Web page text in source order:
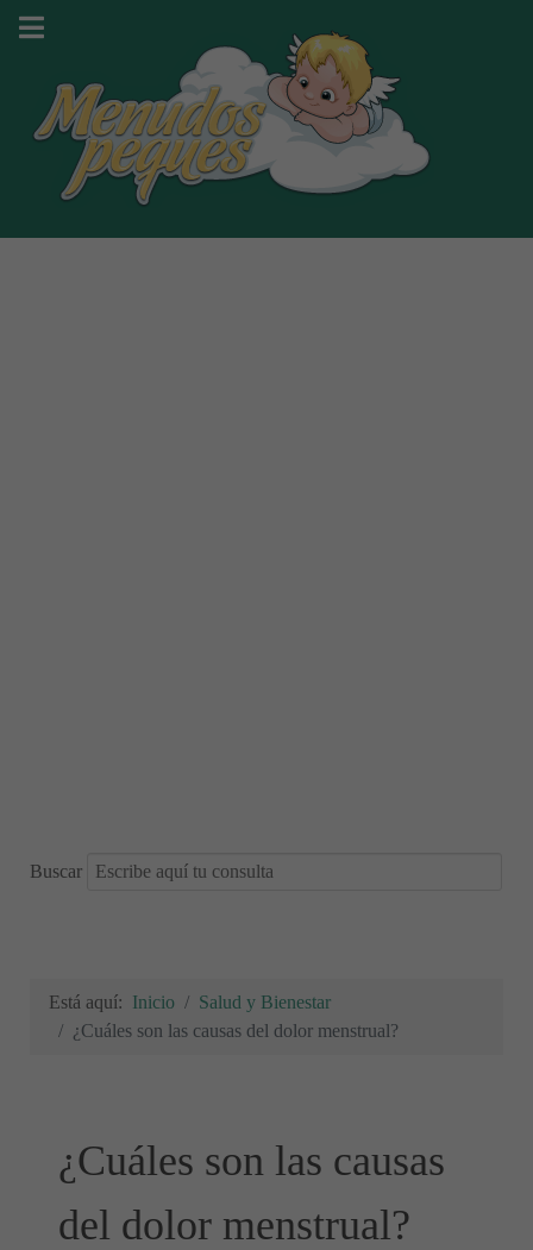
Buscar
Está aquí: Inicio
Salud y Bienestar
¿Cuáles son las causas del dolor menstrual?
¿Cuáles son las causas
del dolor menstrual?